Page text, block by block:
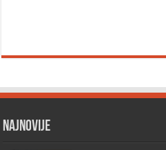
Najnovije